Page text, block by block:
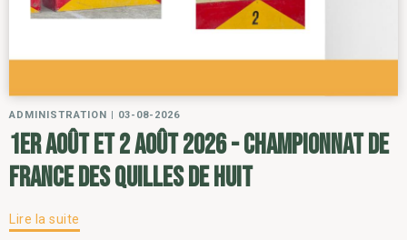
ADMINISTRATION 03-08-2026
1er août et 2 août 2026 - Championnat de
France des Quilles de Huit
Lire la suite